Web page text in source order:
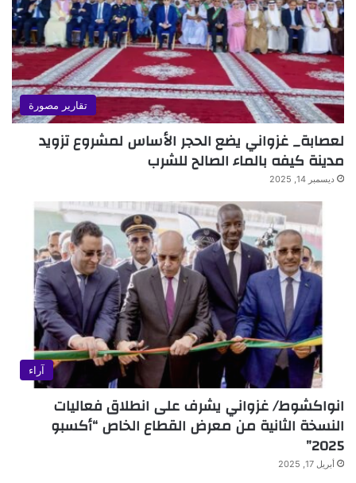
تقارير مصورة
لعصابة_ غزواني يضع الحجر الأساس لمشروع تزويد
مدينة كيفه بالماء الصالح للشرب
ديسمبر 14, 2025
آراء
انواكشوط/ غزواني يشرف على انطلاق فعاليات
النسخة الثانية من معرض القطاع الخاص “أكسبو
2025”
أبريل 17, 2025